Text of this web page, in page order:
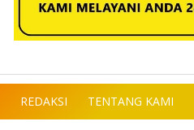
REDAKSI TENTANG KAMI